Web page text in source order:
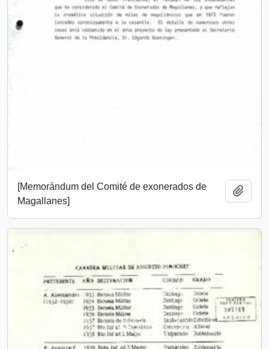
[Memorándum del Comité de exonerados de
Magallanes]